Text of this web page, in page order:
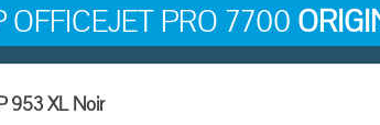
OFFICEJET PRO 7700
953 XL Noir